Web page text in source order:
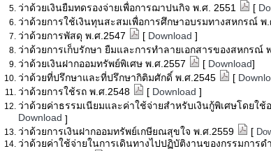
ว่าด้วยเงินยืมทดรองจ่ายเพื่อการฌาปนกิจ พ.ศ. 2551
[
ว่าด้วยการใช้เงินทุนสะสมเพื่อการศึกษาอบรมทางสหกรณ์ พ
ว่าด้วยการพัสดุ พ.ศ.2547
[ Download ]
ว่าด้วยการเก็บรักษา ยืมและการทำลายเอกสารของสหกรณ์
ว่าด้วยเงินฝากออมทรัพย์พิเศษ พ.ศ.2557
[ Download]
ว่าด้วยที่ปรึกษาและที่ปรึกษากิติมศักดิ์ พ.ศ.2545
[
ว่าด้วยการใช้รถ พ.ศ.2548
[ Download ]
ว่าด้วยค่าธรรมเนียมและค่าใช้จ่ายสำหรับเงินกู้พิเศษโดยใ
Download ]
ว่าด้วยการเงินฝากออมทรัพย์เกษียณสุขใจ พ.ศ.2559 [
ว่าด้วยค่าใช้จ่ายในการเดินทางไปปฏิบัติงานของกรรมการ